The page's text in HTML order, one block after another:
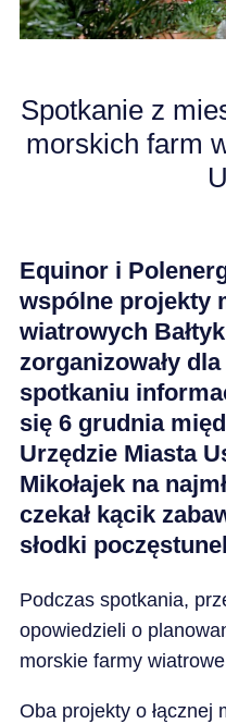
Spotkanie z
morskich farm
Equinor i
wspólne projekty
wiatrowych
zorganizowały
spotkaniu
się 6 grudnia
Urzędzie Miasta
Mikołajek na
czekał kącik
słodki
Podczas spotkania,
opowiedzieli o
morskie farmy wiatrowe
Oba projekty o łącznej